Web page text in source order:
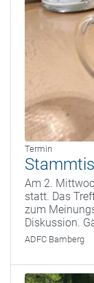
Termin
Am 2.
statt. Das
zum
Diskussion.
ADFC Bamberg